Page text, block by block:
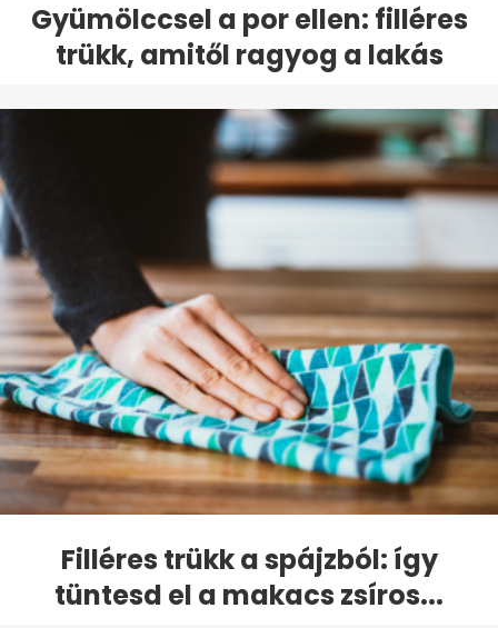
Gyümölccsel a por ellen: filléres
trükk, amitől ragyog a lakás
Filléres trükk a spájzból: így
tüntesd el a makacs zsíros...